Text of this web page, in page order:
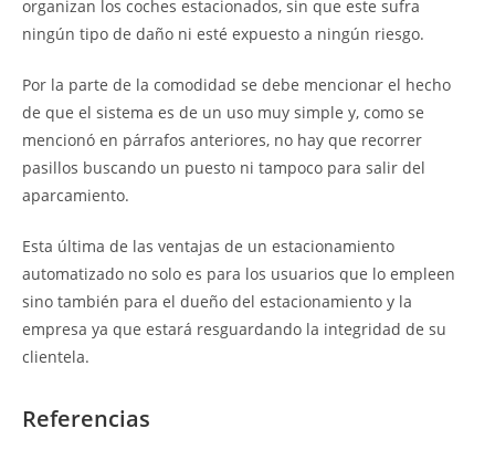
organizan los coches estacionados, sin que este sufra
ningún tipo de daño ni esté expuesto a ningún riesgo.
Por la parte de la comodidad se debe mencionar el hecho
de que el sistema es de un uso muy simple y, como se
mencionó en párrafos anteriores, no hay que recorrer
pasillos buscando un puesto ni tampoco para salir del
aparcamiento.
Esta última de las ventajas de un estacionamiento
automatizado no solo es para los usuarios que lo empleen
sino también para el dueño del estacionamiento y la
empresa ya que estará resguardando la integridad de su
clientela.
Referencias